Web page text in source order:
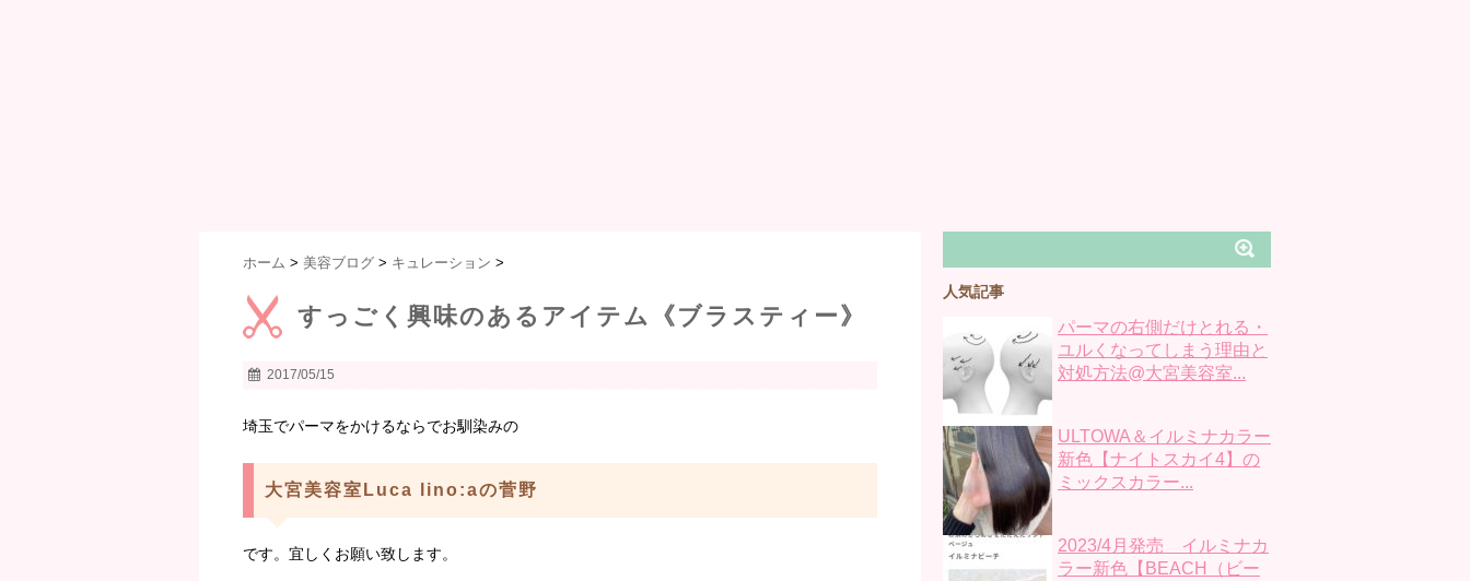
ホーム > 美容ブログ > キュレーション >
すっごく興味のあるアイテム《ブラスティー》
2017/05/15
埼玉でパーマをかけるならでお馴染みの
大宮美容室Luca lino:aの菅野
です。宜しくお願い致します。
人気記事
パーマの右側だけとれる・
ユルくなってしまう理由と
対処方法@大宮美容室...
ULTOWA＆イルミナカラー
新色【ナイトスカイ4】の
ミックスカラー...
2023/4月発売 イルミナカ
ラー新色【BEACH（ビー